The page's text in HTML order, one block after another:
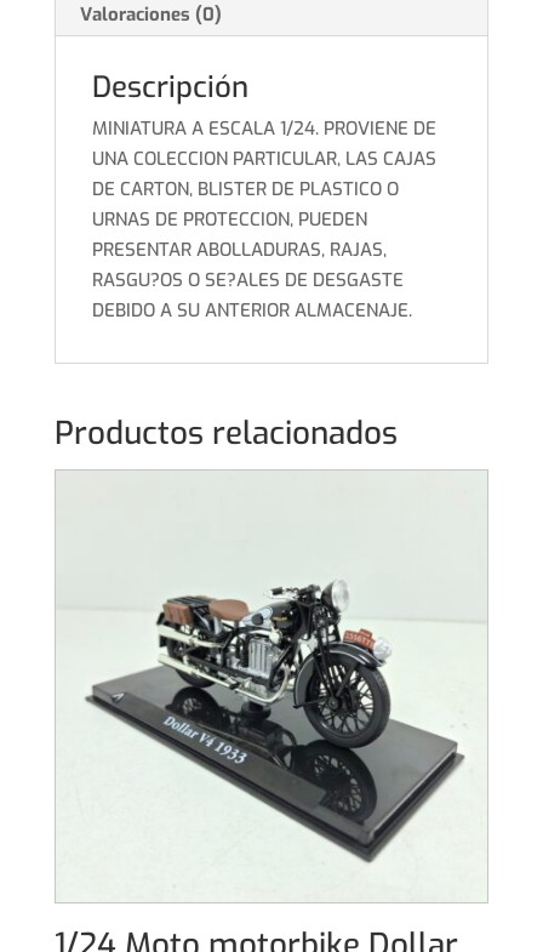
Valoraciones (0)
Descripción
MINIATURA A ESCALA 1/24. PROVIENE DE
UNA COLECCION PARTICULAR, LAS CAJAS
DE CARTON, BLISTER DE PLASTICO O
URNAS DE PROTECCION, PUEDEN
PRESENTAR ABOLLADURAS, RAJAS,
RASGU?OS O SE?ALES DE DESGASTE
DEBIDO A SU ANTERIOR ALMACENAJE.
Productos relacionados